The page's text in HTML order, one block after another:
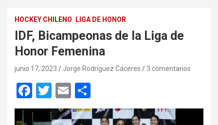
HOCKEY CHILENO LIGA DE HONOR
IDF, Bicampeonas de la Liga de
Honor Femenina
junio 17, 2023 Jorge Rodríguez Cáceres 3 comentarios
F
a
T
wi
E
m o